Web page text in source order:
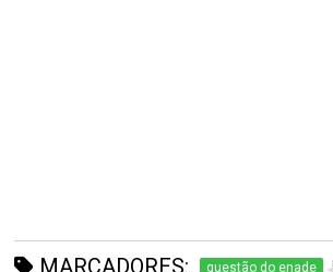
questão do enade